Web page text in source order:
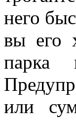
него
вы его
парка
или